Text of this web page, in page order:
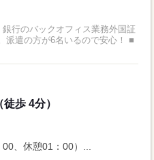
行のバックオフィス業務外国証
派遣の方が6名いるので安心！ ■
歩 4分）
、休憩01：00）...